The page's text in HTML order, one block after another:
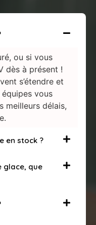
ou si vous
dès à présent !
s’étendre et
vous
meilleurs délais,
en stock ?
glace, que